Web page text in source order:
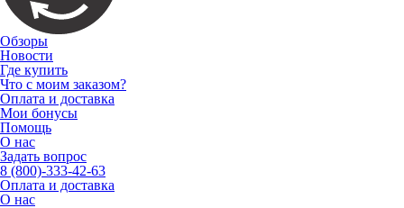
Обзоры
Новости
Где купить
Что с моим заказом?
Оплата и доставка
Мои бонусы
Помощь
О нас
Задать вопрос
8 (800)-333-42-63
Оплата и доставка
О нас